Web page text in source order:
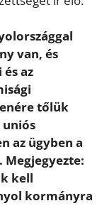
van, és
az
tőlük
az ügyben a
kell
kormányra